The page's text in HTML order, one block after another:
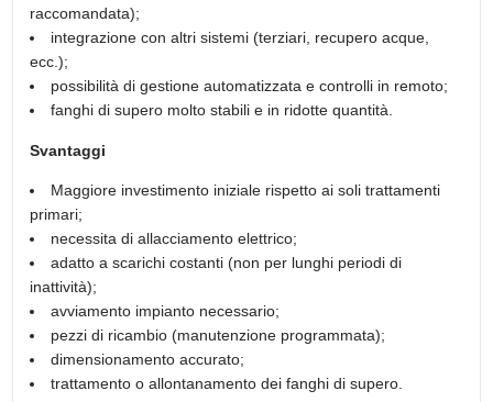
raccomandata);
integrazione con altri sistemi (terziari, recupero acque,
ecc.);
possibilità di gestione automatizzata e controlli in remoto;
fanghi di supero molto stabili e in ridotte quantità.
Svantaggi
Maggiore investimento iniziale rispetto ai soli trattamenti
primari;
necessita di allacciamento elettrico;
adatto a scarichi costanti (non per lunghi periodi di
inattività);
avviamento impianto necessario;
pezzi di ricambio (manutenzione programmata);
dimensionamento accurato;
trattamento o allontanamento dei fanghi di supero.